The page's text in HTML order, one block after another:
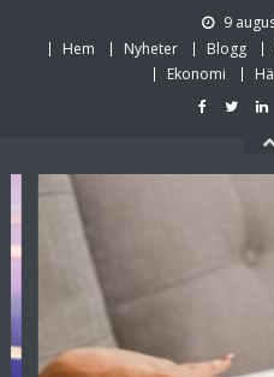
9
Hem
Nyheter Blogg
Ekonomi